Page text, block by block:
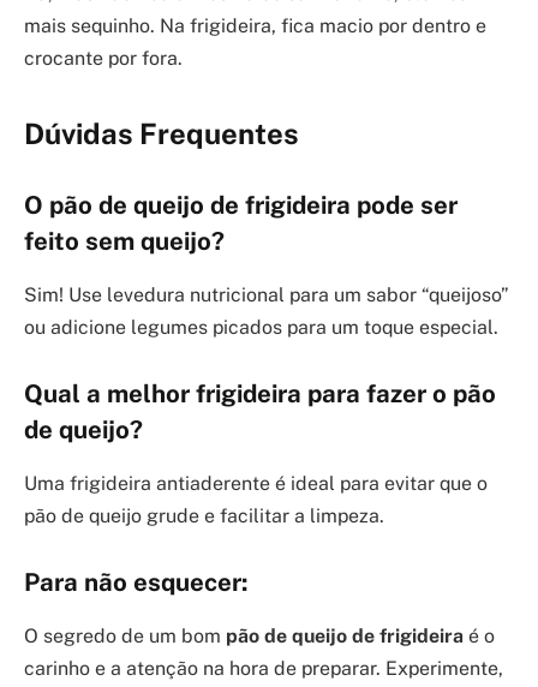
mais sequinho. Na frigideira, fica macio por dentro e
crocante por fora.
Dúvidas Frequentes
O pão de queijo de frigideira pode ser
feito sem queijo?
Sim! Use levedura nutricional para um sabor “queijoso”
ou adicione legumes picados para um toque especial.
Qual a melhor frigideira para fazer o pão
de queijo?
Uma frigideira antiaderente é ideal para evitar que o
pão de queijo grude e facilitar a limpeza.
Para não esquecer:
O segredo de um bom pão de queijo de frigideira é o
carinho e a atenção na hora de preparar. Experimente,